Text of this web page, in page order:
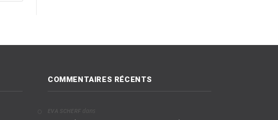
COMMENTAIRES RÉCENTS
EVA SCHERF dans